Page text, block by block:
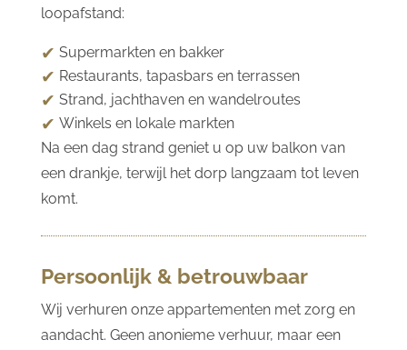
loopafstand:
Supermarkten en bakker
Restaurants, tapasbars en terrassen
Strand, jachthaven en wandelroutes
Winkels en lokale markten
Na een dag strand geniet u op uw balkon van
een drankje, terwijl het dorp langzaam tot leven
komt.
Persoonlijk & betrouwbaar
Wij verhuren onze appartementen met zorg en
aandacht. Geen anonieme verhuur, maar een